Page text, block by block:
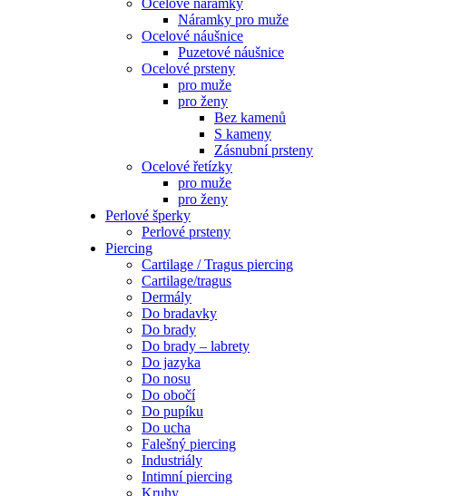
Ocelové náramky
Náramky pro muže
Ocelové náušnice
Puzetové náušnice
Ocelové prsteny
pro muže
pro ženy
Bez kamenů
S kameny
Zásnubní prsteny
Ocelové řetízky
pro muže
pro ženy
Perlové šperky
Perlové prsteny
Piercing
Cartilage / Tragus piercing
Cartilage/tragus
Dermály
Do bradavky
Do brady
Do brady – labrety
Do jazyka
Do nosu
Do obočí
Do pupíku
Do ucha
Falešný piercing
Industriály
Intimní piercing
Kruhy